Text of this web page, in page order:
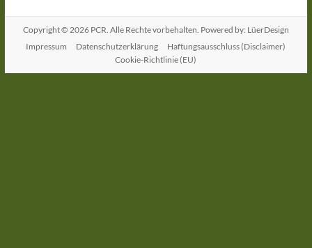
Copyright © 2026 PCR. Alle Rechte vorbehalten. Powered by: LüerDesign
Impressum
Datenschutzerklärung
Haftungsausschluss (Disclaimer)
Cookie-Richtlinie (EU)